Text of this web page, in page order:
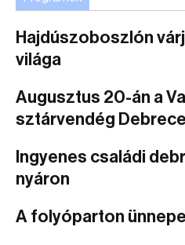
Hajdúszoboszlón
világa
Augusztus 20-án a
sztárvendég
Ingyenes családi
nyáron
A folyóparton